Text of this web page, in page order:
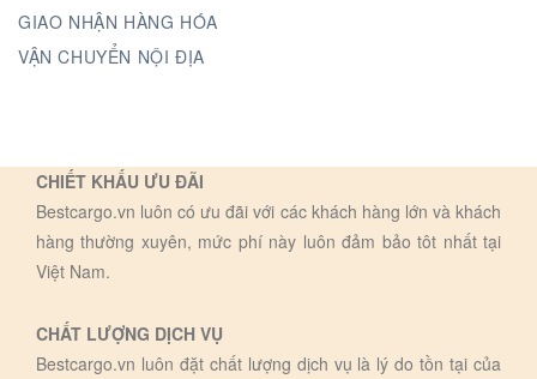
GIAO NHẬN HÀNG HÓA
VẬN CHUYỂN NỘI ĐỊA
CHIẾT KHẤU ƯU ĐÃI
Bestcargo.vn luôn có ưu đãi với các khách hàng lớn và khách
hàng thường xuyên, mức phí này luôn đảm bảo tôt nhất tại
Việt Nam.
CHẤT LƯỢNG DỊCH VỤ
Bestcargo.vn luôn đặt chất lượng dịch vụ là lý do tồn tại của